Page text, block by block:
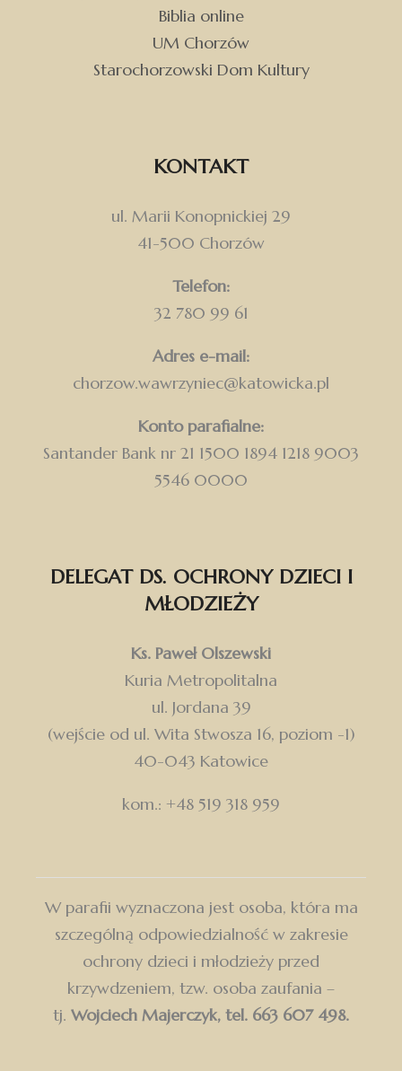
Biblia online
UM Chorzów
Starochorzowski Dom Kultury
KONTAKT
ul. Marii Konopnickiej 29
41-500 Chorzów
Telefon:
32 780 99 61
Adres e-mail:
chorzow.wawrzyniec@katowicka.pl
Konto parafialne:
Santander Bank nr 21 1500 1894 1218 9003
5546 0000
DELEGAT DS. OCHRONY DZIECI I
MŁODZIEŻY
Ks. Paweł Olszewski
Kuria Metropolitalna
ul. Jordana 39
(wejście od ul. Wita Stwosza 16, poziom -1)
40-043 Katowice
kom.: +48 519 318 959
W parafii wyznaczona jest osoba, która ma
szczególną odpowiedzialność w zakresie
ochrony dzieci i młodzieży przed
krzywdzeniem, tzw. osoba zaufania –
tj. Wojciech Majerczyk, tel. 663 607 498.